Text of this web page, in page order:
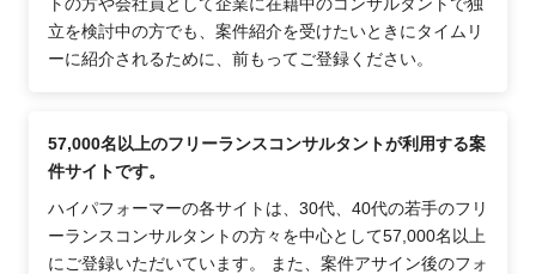
立を検討中の方でも、案件紹介を受けたいときにタイムリ
ーに紹介されるために、前もってご登録ください。
57,000名以上のフリーランスコンサルタントが利用する案
件サイトです。
ハイパフォーマーの各サイトは、30代、40代の若手のフリ
ーランスコンサルタントの方々を中心として57,000名以上
にご登録いただいています。 また、案件アサイン後のフォ